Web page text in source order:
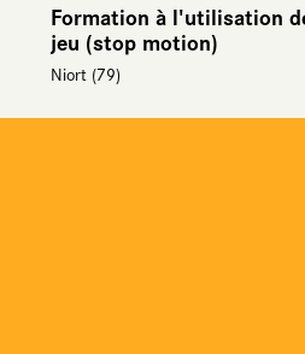
Formation à l'utilisation
jeu (stop motion)
Niort (79)